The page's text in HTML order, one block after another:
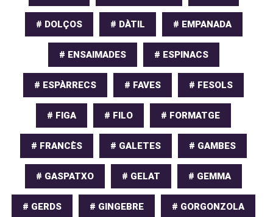
# DOLÇOS # DÀTIL # EMPANADA
# ENSAIMADES # ESPINACS
# ESPÀRRECS # FAVES # FESOLS
# FIGA # FILO # FORMATGE
# FRANCÈS # GALETES # GAMBES
# GASPATXO # GELAT # GEMMA
# GERDS # GINGEBRE # GORGONZOLA